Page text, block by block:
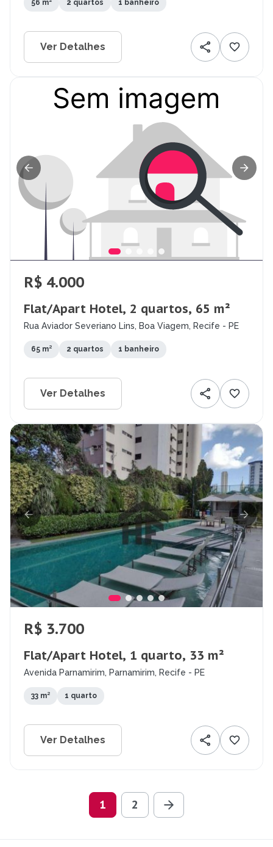
56 m² 2 quartos 1 banheiro
Ver Detalhes
R$ 4.000
Flat/Apart Hotel, 2 quartos, 65 m²
Rua Aviador Severiano Lins, Boa Viagem, Recife - PE
65 m² 2 quartos 1 banheiro
Ver Detalhes
R$ 3.700
Flat/Apart Hotel, 1 quarto, 33 m²
Avenida Parnamirim, Parnamirim, Recife - PE
33 m² 1 quarto
Ver Detalhes
1 2